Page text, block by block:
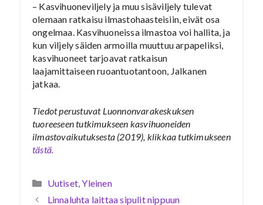
– Kasvihuoneviljely ja muu sisäviljely tulevat
olemaan ratkaisu ilmastohaasteisiin, eivät osa
ongelmaa. Kasvihuoneissa ilmastoa voi hallita, ja
kun viljely säiden armoilla muuttuu arpapeliksi,
kasvihuoneet tarjoavat ratkaisun
laajamittaiseen ruoantuotantoon, Jalkanen
jatkaa.
Tiedot perustuvat Luonnonvarakeskuksen
tuoreeseen tutkimukseen kasvihuoneiden
ilmastovaikutuksesta (2019), klikkaa tutkimukseen
tästä.
Kategoriat
Uutiset,Yleinen
Linnaluhta laittaa sipulit nippuun